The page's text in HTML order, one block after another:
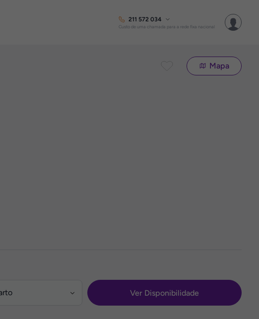
211 572 034
Custo de uma chamada para a rede fixa nacional
Mapa
Ver Disponibilidade